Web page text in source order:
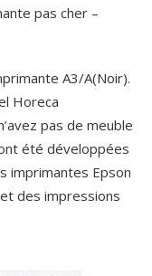
pas cher –
A3/A(Noir).
Horeca
pas de meuble
été développées
imprimantes Epson
des impressions